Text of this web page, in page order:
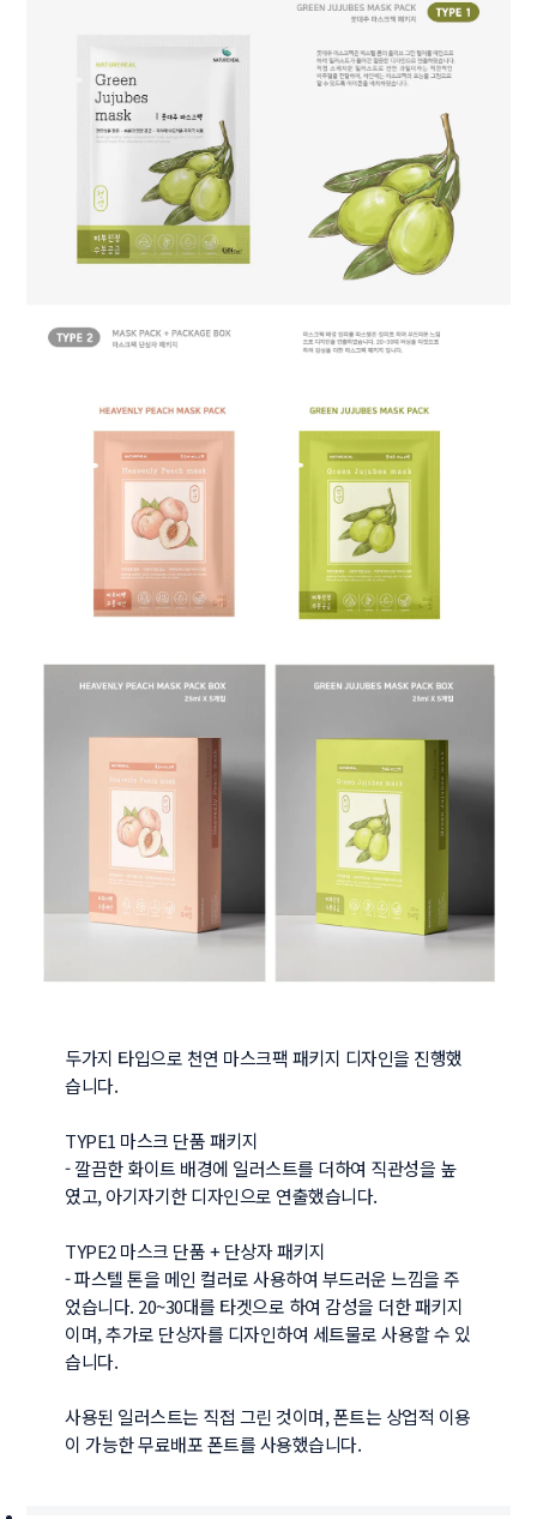
두가지 타입으로 천연 마스크팩 패키지 디자인을 진행했
습니다.
TYPE1 마스크 단품 패키지
- 깔끔한 화이트 배경에 일러스트를 더하여 직관성을 높
였고, 아기자기한 디자인으로 연출했습니다.
TYPE2 마스크 단품 + 단상자 패키지
- 파스텔 톤을 메인 컬러로 사용하여 부드러운 느낌을 주
었습니다. 20~30대를 타겟으로 하여 감성을 더한 패키지
이며, 추가로 단상자를 디자인하여 세트물로 사용할 수 있
습니다.
사용된 일러스트는 직접 그린 것이며, 폰트는 상업적 이용
이 가능한 무료배포 폰트를 사용했습니다.